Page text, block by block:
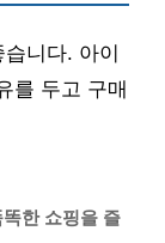
니다. 아이
를 두고 구매
한 쇼핑을 즐